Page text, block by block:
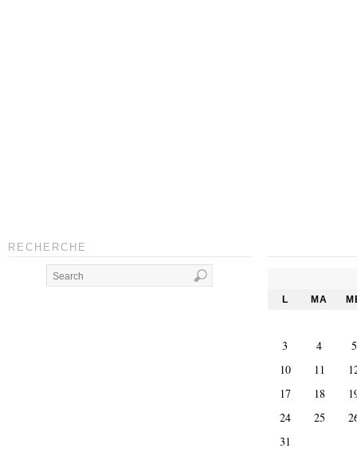
RECHERCHE
L MA
3 4
5
10
11
17
18
24
25
31